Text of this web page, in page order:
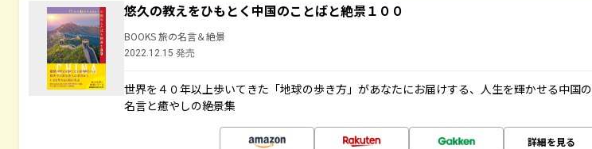
悠久の教えをひもとく中国のことばと絶景１００
BOOKS 旅の名言＆絶景
2022.12.15 発売
世界を４０年以上歩いてきた「地球の歩き方」があなたにお届けする、人生を輝かせる中国の
名言と癒やしの絶景集
詳細を見る